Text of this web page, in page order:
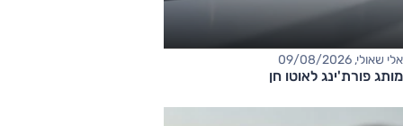
אלי שאולי, 09/08/2026
מותג פורת'ינג לאוטו חן